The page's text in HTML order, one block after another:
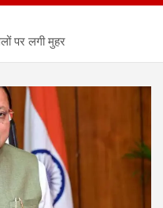
पर लगी मुहर